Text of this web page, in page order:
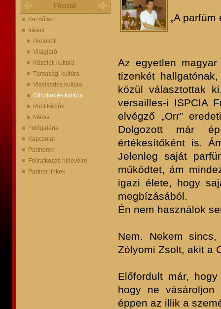
Főmenü
Kezdőlap
Írások
Protokoll
Világjáró
Közéleti kultúra
Társasági kultúra
Viselkedés kultúra
Öltözködés kultúra
Publikációk
Média
Fotógaléria
Kapcsolat
Partnerek
Feliratkozás hírlevélre
Partner linkek
„A
Az egyetlen
tizenkét
közül választottak
versailles-i ISPCIA
elvégző „Orr”
Dolgozott már
értékesítőként is.
Jelenleg saját
működtet, ám
igazi élete, hogy
megbízásából.
Én nem használok
Nem. Nekem
Zólyomi Zsolt, akit a
Előfordult már,
hogy ne vásároljon
éppen az illik a